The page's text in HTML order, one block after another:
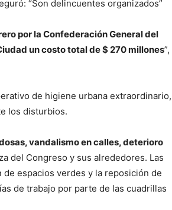
“Son delincuentes organizados”
por la Confederación General del
un costo total de $ 270 millones”,
de higiene urbana extraordinario,
los disturbios.
vandalismo en calles, deterioro
del Congreso y sus alrededores. Las
espacios verdes y la reposición de
de trabajo por parte de las cuadrillas